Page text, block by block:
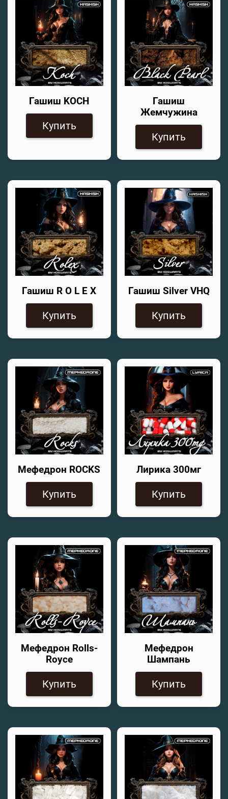
Гашиш KOCH
Купить
Гашиш
Жемчужина
Купить
Гашиш R O L E X
Купить
Гашиш Silver VHQ
Купить
Мефедрон ROCKS
Купить
Лирика 300мг
Купить
Мефедрон Rolls-
Royce
Купить
Мефедрон
Шампань
Купить